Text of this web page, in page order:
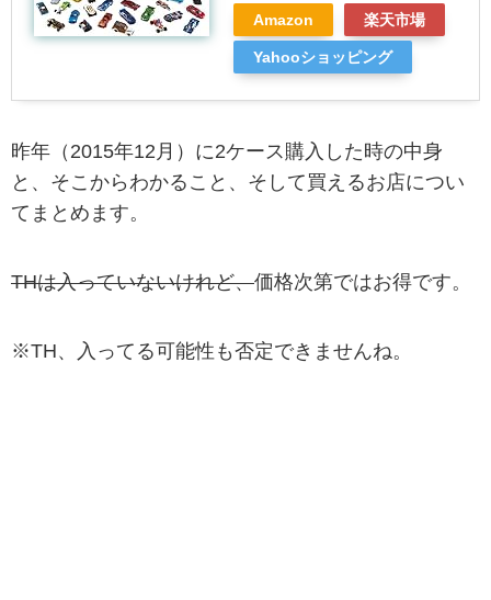
Amazon 楽天市場
Yahooショッピング
昨年（2015年12月）に2ケース購入した時の中身
と、そこからわかること、そして買えるお店につい
てまとめます。
THは入っていないけれど、価格次第ではお得です。
※TH、入ってる可能性も否定できませんね。